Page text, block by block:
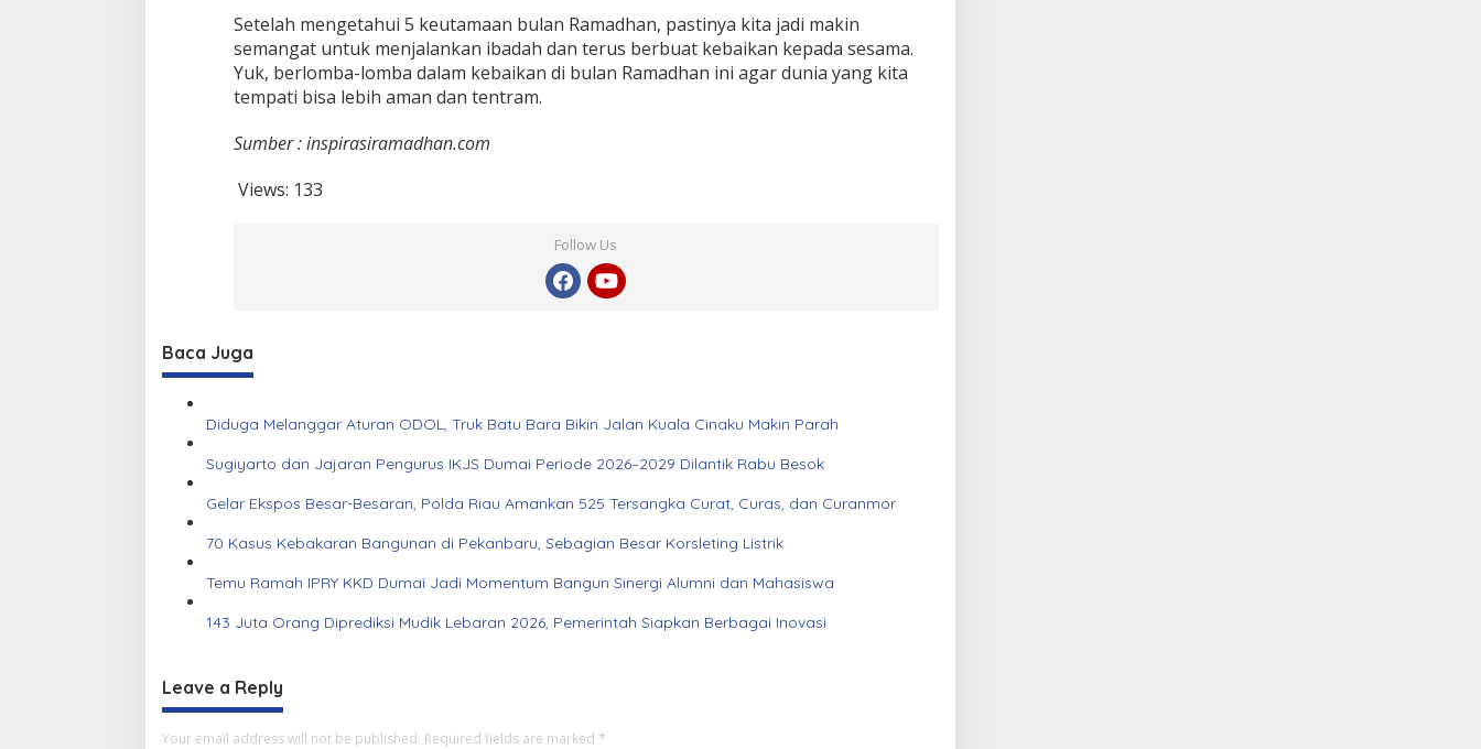
Setelah mengetahui 5 keutamaan bulan Ramadhan, pastinya kita jadi makin
semangat untuk menjalankan ibadah dan terus berbuat kebaikan kepada sesama.
Yuk, berlomba-lomba dalam kebaikan di bulan Ramadhan ini agar dunia yang kita
tempati bisa lebih aman dan tentram.
Sumber : inspirasiramadhan.com
Views: 133
Follow Us
Baca Juga
Diduga Melanggar Aturan ODOL, Truk Batu Bara Bikin Jalan Kuala Cinaku Makin Parah
Sugiyarto dan Jajaran Pengurus IKJS Dumai Periode 2026–2029 Dilantik Rabu Besok
Gelar Ekspos Besar-Besaran, Polda Riau Amankan 525 Tersangka Curat, Curas, dan Curanmor
70 Kasus Kebakaran Bangunan di Pekanbaru, Sebagian Besar Korsleting Listrik
Temu Ramah IPRY KKD Dumai Jadi Momentum Bangun Sinergi Alumni dan Mahasiswa
143 Juta Orang Diprediksi Mudik Lebaran 2026, Pemerintah Siapkan Berbagai Inovasi
Leave a Reply
Your email address will not be published. Required fields are marked *